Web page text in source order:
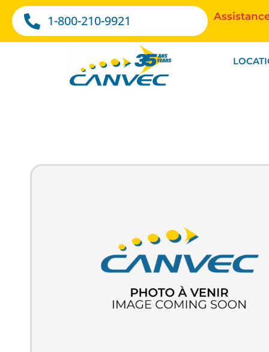
1-800-210-9921